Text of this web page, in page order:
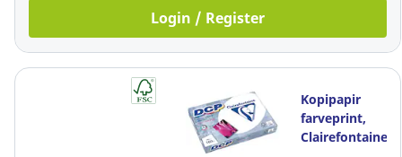
Login / Register
Kopipapir
farveprint,
Clairefontaine